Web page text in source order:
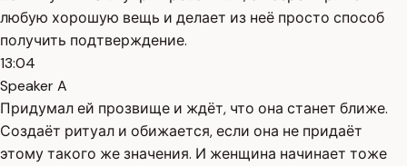
любую хорошую вещь и делает из неё просто способ
получить подтверждение.
13:04
Speaker A
Придумал ей прозвище и ждёт, что она станет ближе.
Создаёт ритуал и обижается, если она не придаёт
этому такого же значения. И женщина начинает тоже